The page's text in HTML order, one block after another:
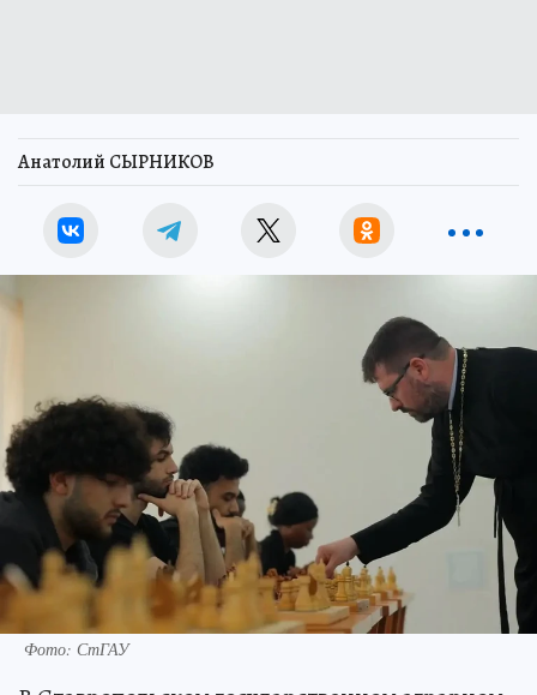
Анатолий СЫРНИКОВ
Фото: СтГАУ